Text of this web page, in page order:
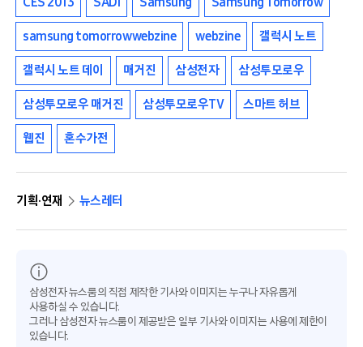
samsung tomorrow webzine webzine 갤럭시 노트
갤럭시 노트 데이 매거진 삼성전자 삼성투모로우
삼성투모로우 매거진 삼성투모로우TV 스마트 허브
웹진 혼수가전
기획·연재 뉴스레터
삼성전자 뉴스룸의 직접 제작한 기사와 이미지는 누구나 자유롭게
사용하실 수 있습니다.
그러나 삼성전자 뉴스룸이 제공받은 일부 기사와 이미지는 사용에 제한이
있습니다.